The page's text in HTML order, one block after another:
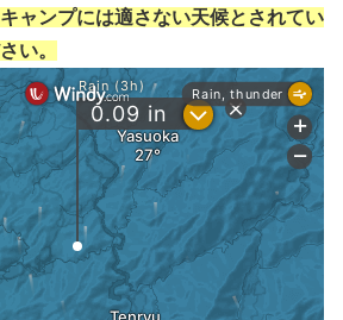
ャンプには適さない天候とされてい
い。